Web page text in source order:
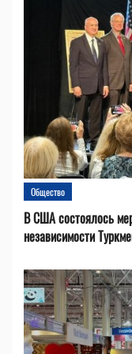
Общество
В США состоялось
независимости